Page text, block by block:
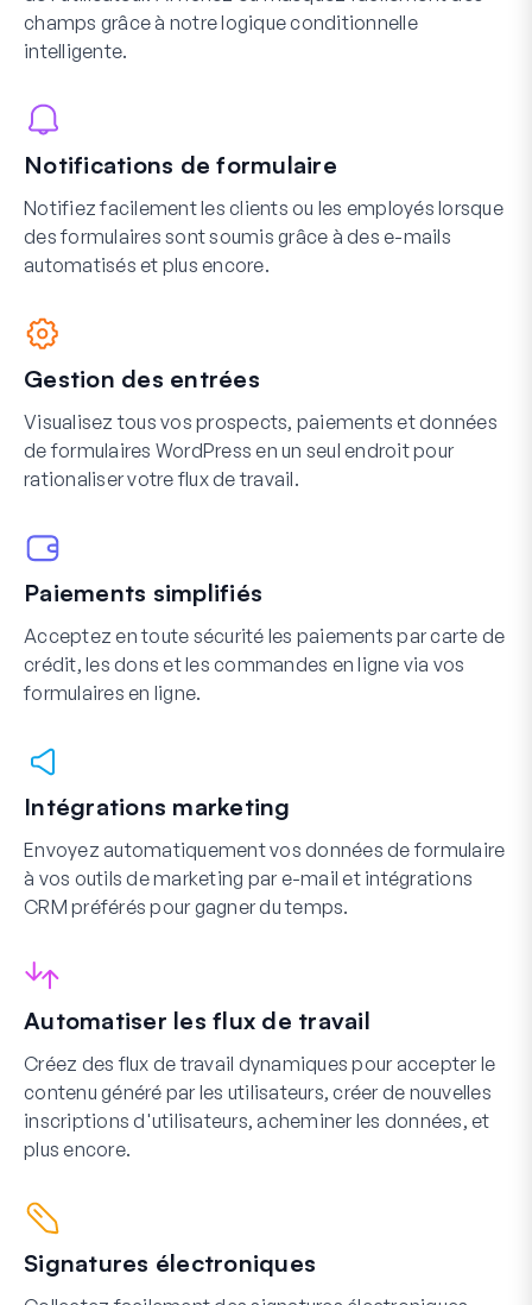
champs grâce à notre logique conditionnelle
intelligente.
Notifications de formulaire
Notifiez facilement les clients ou les employés lorsque
des formulaires sont soumis grâce à des e-mails
automatisés et plus encore.
Gestion des entrées
Visualisez tous vos prospects, paiements et données
de formulaires WordPress en un seul endroit pour
rationaliser votre flux de travail.
Paiements simplifiés
Acceptez en toute sécurité les paiements par carte de
crédit, les dons et les commandes en ligne via vos
formulaires en ligne.
Intégrations marketing
Envoyez automatiquement vos données de formulaire
à vos outils de marketing par e-mail et intégrations
CRM préférés pour gagner du temps.
Automatiser les flux de travail
Créez des flux de travail dynamiques pour accepter le
contenu généré par les utilisateurs, créer de nouvelles
inscriptions d'utilisateurs, acheminer les données, et
plus encore.
Signatures électroniques